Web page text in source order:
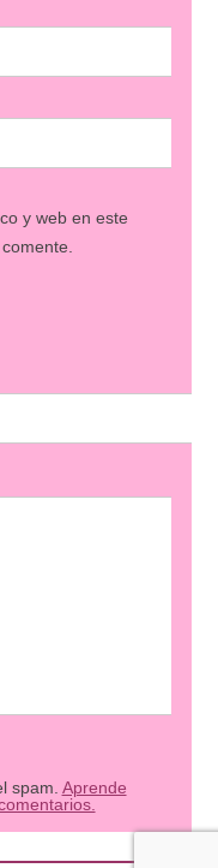
y web en este
spam. Aprende